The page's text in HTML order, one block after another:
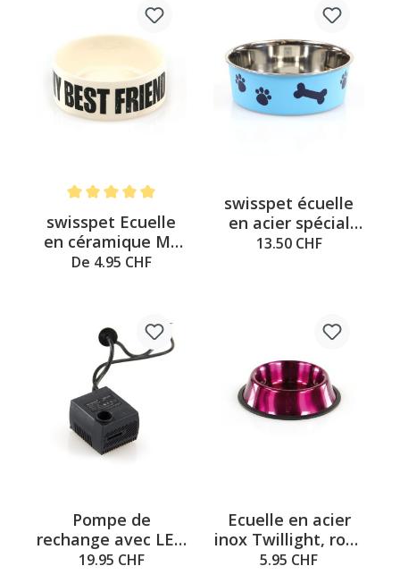
Note moyenne de 5 sur 5 étoiles
swisspet Ecuelle
en céramique MY
BEST FRIENDS
De 4.95 CHF
swisspet écuelle
en acier spécial
Bella Bone XL 1.5l,
13.50 CHF
Pompe de
rechange avec LED
pour fontaine Tully
19.95 CHF
Ecuelle en acier
inox Twillight, rose
vif 0.25L
5.95 CHF